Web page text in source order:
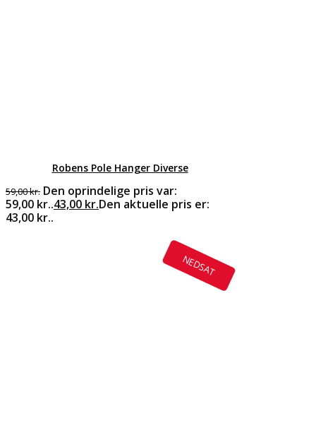
Robens Pole Hanger Diverse
59,00kr. Den oprindelige pris var:
59,00 kr..43,00 kr.Den aktuelle pris er:
43,00 kr..
NEDSAT